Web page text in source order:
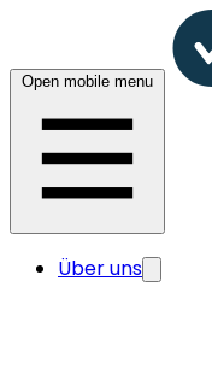
Open mobile menu
Über uns